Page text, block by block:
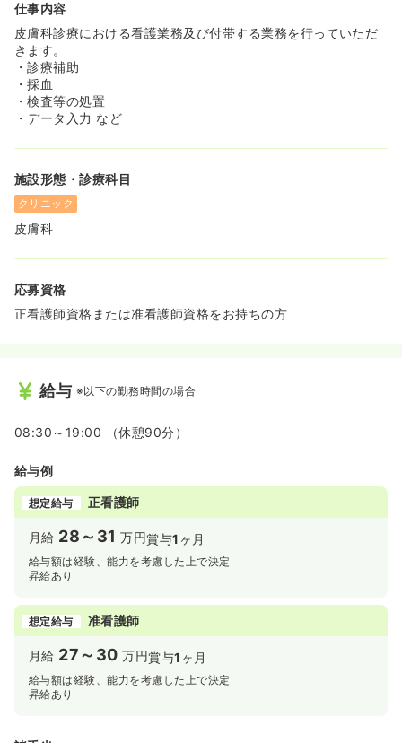
仕事内容
皮膚科診療における看護業務及び付帯する業務を行っていただ
きます。
・診療補助
・採血
・検査等の処置
・データ入力 など
施設形態・診療科目
クリニック
皮膚科
応募資格
正看護師資格または准看護師資格をお持ちの方
給与 ※以下の勤務時間の場合
08:30～19:00 （休憩90分）
給与例
想定給与 正看護師
月給 28～31 万円賞与1 ヶ月
給与額は経験、能力を考慮した上で決定
昇給あり
想定給与 准看護師
月給 27～30 万円賞与1 ヶ月
給与額は経験、能力を考慮した上で決定
昇給あり